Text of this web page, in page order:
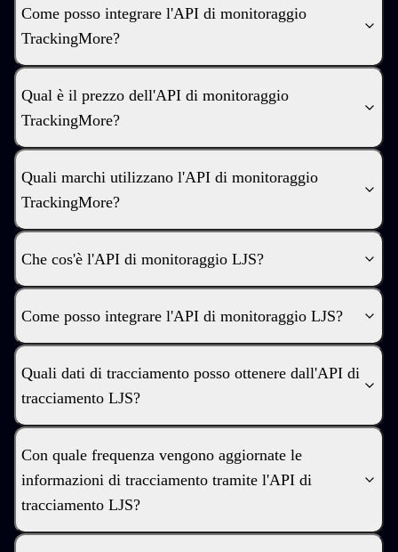
Come posso integrare l'API di monitoraggio
TrackingMore?
Qual è il prezzo dell'API di monitoraggio
TrackingMore?
Quali marchi utilizzano l'API di monitoraggio
TrackingMore?
Che cos'è l'API di monitoraggio LJS?
Come posso integrare l'API di monitoraggio LJS?
Quali dati di tracciamento posso ottenere dall'API di
tracciamento LJS?
Con quale frequenza vengono aggiornate le
informazioni di tracciamento tramite l'API di
tracciamento LJS?